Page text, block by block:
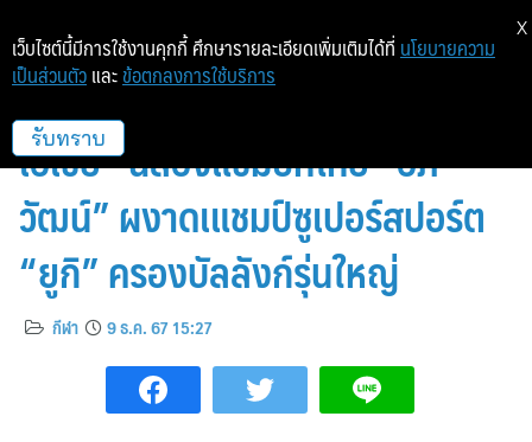
ความมันส์ระดับโลก! “ศึกสองล้อ
เอเชีย” ฉลองแชมป์ที่ไทย “อภิ
วัฒน์” ผงาดเแชมป์ซูเปอร์สปอร์ต
“ยูกิ” ครองบัลลังก์รุ่นใหญ่
กีฬา 9 ธ.ค. 67 15:27
เว็บไซต์นี้มีการใช้งานคุกกี้ ศึกษารายละเอียดเพิ่มเติมได้ที่ นโยบายความ
เป็นส่วนตัว และ ข้อตกลงการใช้บริการ
รับทราบ
X